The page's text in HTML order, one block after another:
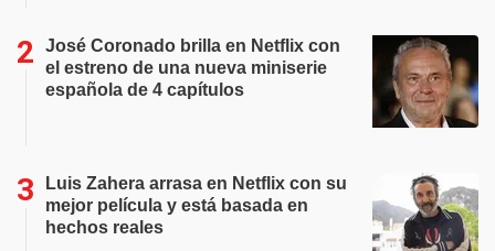
José Coronado brilla en Netflix con
el estreno de una nueva miniserie
española de 4 capítulos
Luis Zahera arrasa en Netflix con su
mejor película y está basada en
hechos reales